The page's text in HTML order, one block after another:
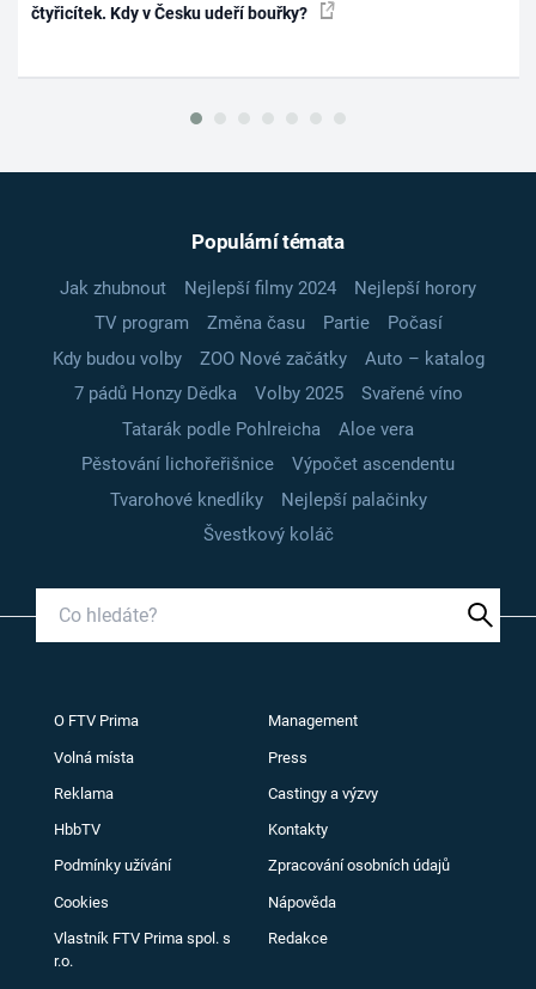
čtyřicítek. Kdy v Česku udeří bouřky?
Populární témata
Jak zhubnout Nejlepší filmy 2024
Nejlepší horory
TV program
Změna času Partie
Počasí
Kdy budou volby
ZOO Nové začátky
Auto – katalog
7 pádů Honzy Dědka
Volby 2025
Svařené víno
Tatarák podle Pohlreicha
Aloe vera
Pěstování lichořeřišnice
Výpočet ascendentu
Tvarohové knedlíky
Nejlepší palačinky
Švestkový koláč
O FTV Prima Management
Volná místa Press
Reklama Castingy a výzvy
HbbTV Kontakty
Podmínky užívání Zpracování osobních údajů
Cookies Nápověda
Vlastník FTV Prima spol. s
r.o.
Redakce